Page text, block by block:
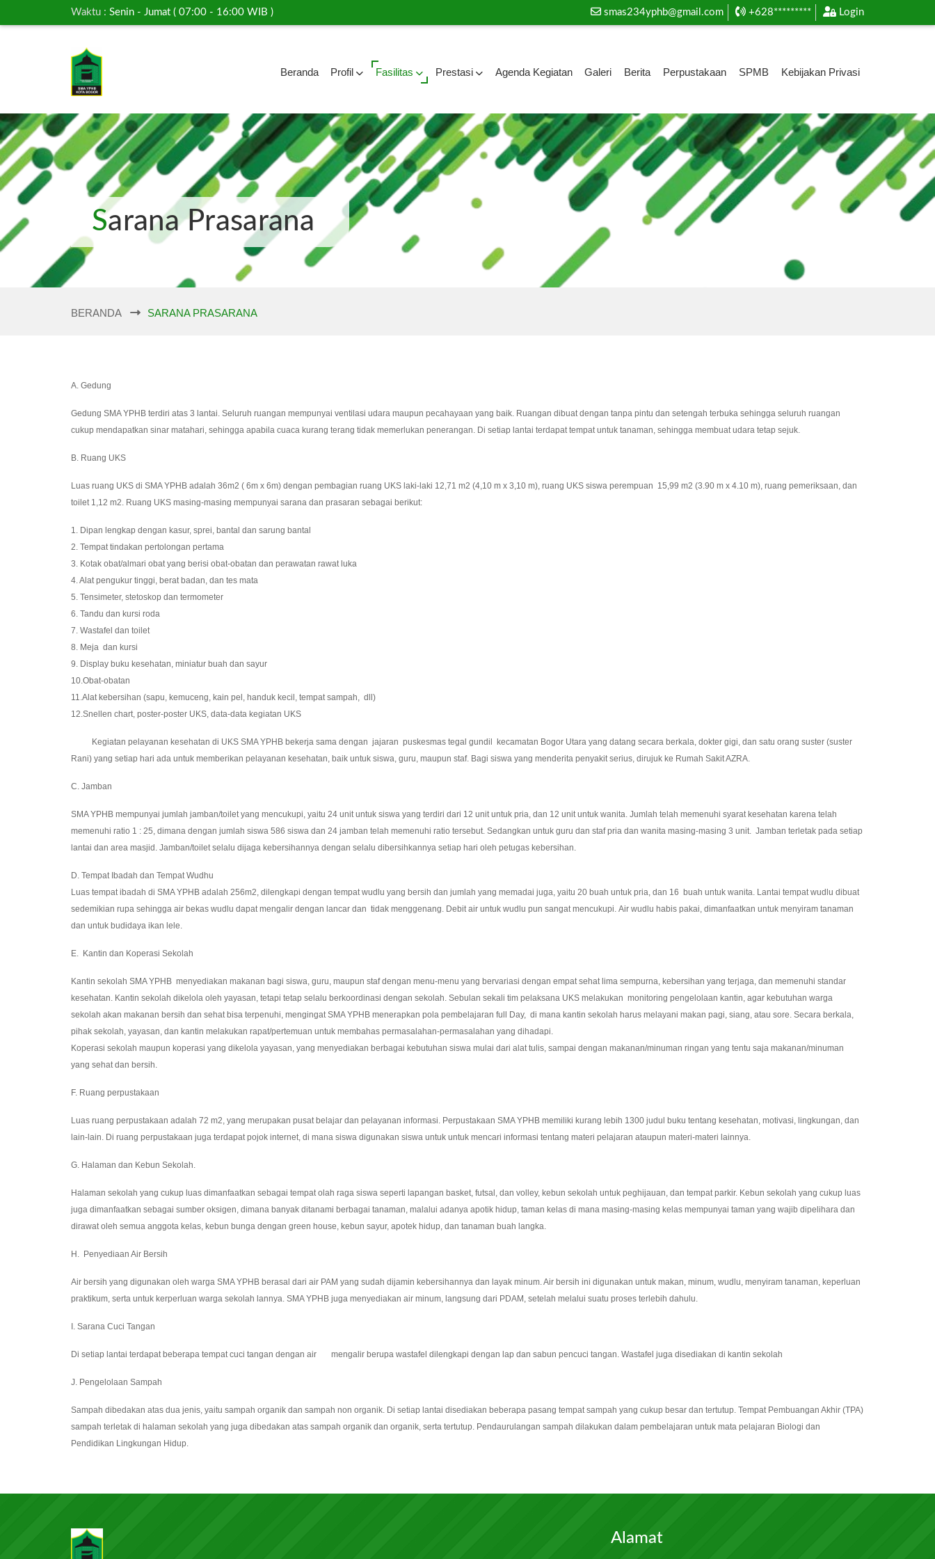
Waktu : Senin - Jumat ( 07:00 - 16:00 WIB ) smas234yphb@gmail.com +628********* Login
Beranda Profil Fasilitas Prestasi Agenda Kegiatan Galeri Berita Perpustakaan SPMB Kebijakan Privasi
Sarana Prasarana
BERANDA SARANA PRASARANA
A. Gedung
Gedung SMA YPHB terdiri atas 3 lantai. Seluruh ruangan mempunyai ventilasi udara maupun pecahayaan yang baik. Ruangan dibuat dengan tanpa pintu dan setengah terbuka sehingga seluruh ruangan
cukup mendapatkan sinar matahari, sehingga apabila cuaca kurang terang tidak memerlukan penerangan. Di setiap lantai terdapat tempat untuk tanaman, sehingga membuat udara tetap sejuk.
B. Ruang UKS
Luas ruang UKS di SMA YPHB adalah 36m2 ( 6m x 6m) dengan pembagian ruang UKS laki-laki 12,71 m2 (4,10 m x 3,10 m), ruang UKS siswa perempuan 15,99 m2 (3.90 m x 4.10 m), ruang pemeriksaan, dan
toilet 1,12 m2. Ruang UKS masing-masing mempunyai sarana dan prasaran sebagai berikut:
1. Dipan lengkap dengan kasur, sprei, bantal dan sarung bantal
2. Tempat tindakan pertolongan pertama
3. Kotak obat/almari obat yang berisi obat-obatan dan perawatan rawat luka
4. Alat pengukur tinggi, berat badan, dan tes mata
5. Tensimeter, stetoskop dan termometer
6. Tandu dan kursi roda
7. Wastafel dan toilet
8. Meja dan kursi
9. Display buku kesehatan, miniatur buah dan sayur
10.Obat-obatan
11.Alat kebersihan (sapu, kemuceng, kain pel, handuk kecil, tempat sampah, dll)
12.Snellen chart, poster-poster UKS, data-data kegiatan UKS
Kegiatan pelayanan kesehatan di UKS SMA YPHB bekerja sama dengan jajaran puskesmas tegal gundil kecamatan Bogor Utara yang datang secara berkala, dokter gigi, dan satu orang suster (suster
Rani) yang setiap hari ada untuk memberikan pelayanan kesehatan, baik untuk siswa, guru, maupun staf. Bagi siswa yang menderita penyakit serius, dirujuk ke Rumah Sakit AZRA.
C. Jamban
SMA YPHB mempunyai jumlah jamban/toilet yang mencukupi, yaitu 24 unit untuk siswa yang terdiri dari 12 unit untuk pria, dan 12 unit untuk wanita. Jumlah telah memenuhi syarat kesehatan karena telah
memenuhi ratio 1 : 25, dimana dengan jumlah siswa 586 siswa dan 24 jamban telah memenuhi ratio tersebut. Sedangkan untuk guru dan staf pria dan wanita masing-masing 3 unit. Jamban terletak pada setiap
lantai dan area masjid. Jamban/toilet selalu dijaga kebersihannya dengan selalu dibersihkannya setiap hari oleh petugas kebersihan.
D. Tempat Ibadah dan Tempat Wudhu
Luas tempat ibadah di SMA YPHB adalah 256m2, dilengkapi dengan tempat wudlu yang bersih dan jumlah yang memadai juga, yaitu 20 buah untuk pria, dan 16 buah untuk wanita. Lantai tempat wudlu dibuat
sedemikian rupa sehingga air bekas wudlu dapat mengalir dengan lancar dan tidak menggenang. Debit air untuk wudlu pun sangat mencukupi. Air wudlu habis pakai, dimanfaatkan untuk menyiram tanaman
dan untuk budidaya ikan lele.
E. Kantin dan Koperasi Sekolah
Kantin sekolah SMA YPHB menyediakan makanan bagi siswa, guru, maupun staf dengan menu-menu yang bervariasi dengan empat sehat lima sempurna, kebersihan yang terjaga, dan memenuhi standar
kesehatan. Kantin sekolah dikelola oleh yayasan, tetapi tetap selalu berkoordinasi dengan sekolah. Sebulan sekali tim pelaksana UKS melakukan monitoring pengelolaan kantin, agar kebutuhan warga
sekolah akan makanan bersih dan sehat bisa terpenuhi, mengingat SMA YPHB menerapkan pola pembelajaran full Day, di mana kantin sekolah harus melayani makan pagi, siang, atau sore. Secara berkala,
pihak sekolah, yayasan, dan kantin melakukan rapat/pertemuan untuk membahas permasalahan-permasalahan yang dihadapi.
Koperasi sekolah maupun koperasi yang dikelola yayasan, yang menyediakan berbagai kebutuhan siswa mulai dari alat tulis, sampai dengan makanan/minuman ringan yang tentu saja makanan/minuman
yang sehat dan bersih.
F. Ruang perpustakaan
Luas ruang perpustakaan adalah 72 m2, yang merupakan pusat belajar dan pelayanan informasi. Perpustakaan SMA YPHB memiliki kurang lebih 1300 judul buku tentang kesehatan, motivasi, lingkungan, dan
lain-lain. Di ruang perpustakaan juga terdapat pojok internet, di mana siswa digunakan siswa untuk untuk mencari informasi tentang materi pelajaran ataupun materi-materi lainnya.
G. Halaman dan Kebun Sekolah.
Halaman sekolah yang cukup luas dimanfaatkan sebagai tempat olah raga siswa seperti lapangan basket, futsal, dan volley, kebun sekolah untuk peghijauan, dan tempat parkir. Kebun sekolah yang cukup luas
juga dimanfaatkan sebagai sumber oksigen, dimana banyak ditanami berbagai tanaman, malalui adanya apotik hidup, taman kelas di mana masing-masing kelas mempunyai taman yang wajib dipelihara dan
dirawat oleh semua anggota kelas, kebun bunga dengan green house, kebun sayur, apotek hidup, dan tanaman buah langka.
H. Penyediaan Air Bersih
Air bersih yang digunakan oleh warga SMA YPHB berasal dari air PAM yang sudah dijamin kebersihannya dan layak minum. Air bersih ini digunakan untuk makan, minum, wudlu, menyiram tanaman, keperluan
praktikum, serta untuk kerperluan warga sekolah lannya. SMA YPHB juga menyediakan air minum, langsung dari PDAM, setelah melalui suatu proses terlebih dahulu.
I. Sarana Cuci Tangan
Di setiap lantai terdapat beberapa tempat cuci tangan dengan air mengalir berupa wastafel dilengkapi dengan lap dan sabun pencuci tangan. Wastafel juga disediakan di kantin sekolah
J. Pengelolaan Sampah
Sampah dibedakan atas dua jenis, yaitu sampah organik dan sampah non organik. Di setiap lantai disediakan beberapa pasang tempat sampah yang cukup besar dan tertutup. Tempat Pembuangan Akhir (TPA)
sampah terletak di halaman sekolah yang juga dibedakan atas sampah organik dan organik, serta tertutup. Pendaurulangan sampah dilakukan dalam pembelajaran untuk mata pelajaran Biologi dan
Pendidikan Lingkungan Hidup.
Alamat